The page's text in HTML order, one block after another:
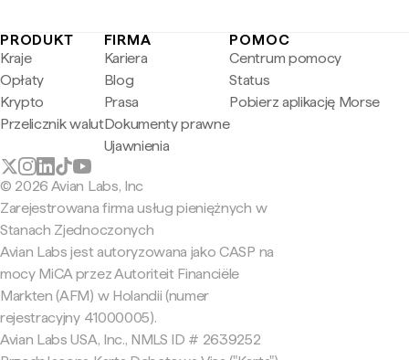
PRODUKT
Kraje
Opłaty
Krypto
Przelicznik walut
FIRMA
Kariera
Blog
Prasa
Dokumenty prawne
Ujawnienia
POMOC
Centrum pomocy
Status
Pobierz aplikację Morse
© 2026 Avian Labs, Inc
Zarejestrowana firma usług pieniężnych w
Stanach Zjednoczonych
Avian Labs jest autoryzowana jako CASP na
mocy MiCA przez Autoriteit Financiële
Markten (AFM) w Holandii (numer
rejestracyjny 41000005).
Avian Labs USA, Inc., NMLS ID # 2639252